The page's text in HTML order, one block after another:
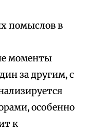
помыслов в
моменты
за другим, с
особенно
к